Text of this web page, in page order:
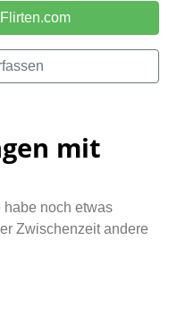
mit
habe noch etwas
Zwischenzeit andere